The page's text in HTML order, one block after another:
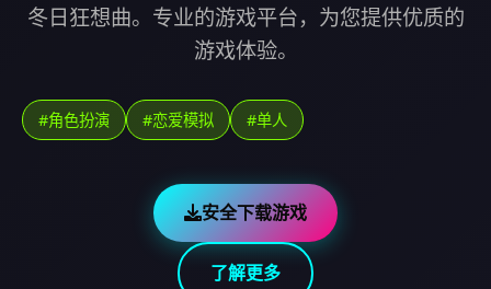
冬日狂想曲。专业的游戏平台，为您提供优质的
游戏体验。
#角色扮演 #恋爱模拟 #单人
安全下载游戏
了解更多